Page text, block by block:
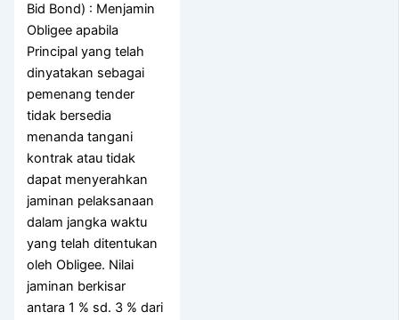
Bid Bond) : Menjamin
Obligee apabila
Principal yang telah
dinyatakan sebagai
pemenang tender
tidak bersedia
menanda tangani
kontrak atau tidak
dapat menyerahkan
jaminan pelaksanaan
dalam jangka waktu
yang telah ditentukan
oleh Obligee. Nilai
jaminan berkisar
antara 1 % sd. 3 % dari